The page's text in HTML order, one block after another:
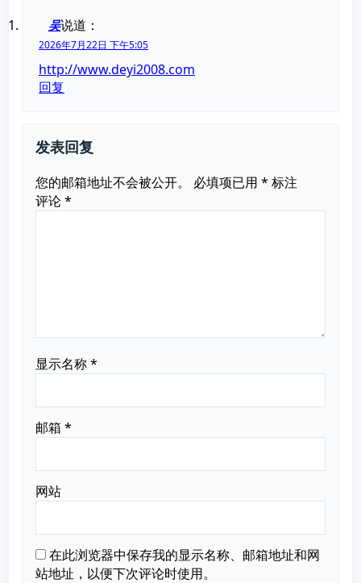
吴说道：
2026年7月22日 下午5:05
http://www.deyi2008.com
回复
发表回复
您的邮箱地址不会被公开。 必填项已用 * 标注
评论*
显示名称*
邮箱 *
网站
在此浏览器中保存我的显示名称、邮箱地址和网
站地址，以便下次评论时使用。